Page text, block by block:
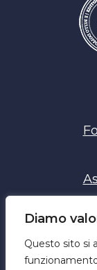
Diamo
Questo sito si